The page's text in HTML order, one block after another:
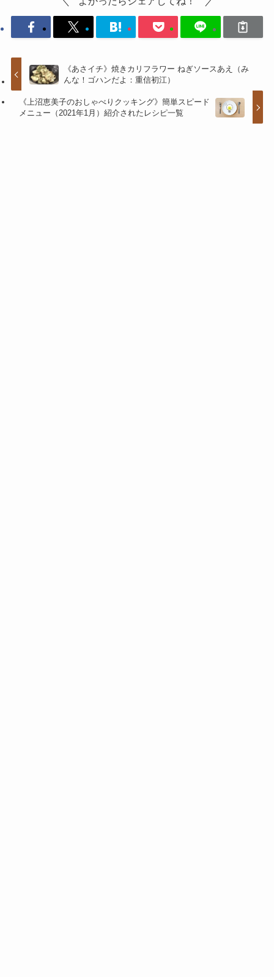
《あさイチ》焼きカリフラワー ねぎソースあえ（み
んな！ゴハンだよ：重信初江）
《上沼恵美子のおしゃべりクッキング》簡単スピード
メニュー（2021年1月）紹介されたレシピ一覧